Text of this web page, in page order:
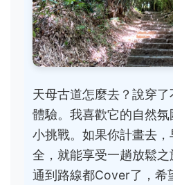
天母古道怎麼去？說穿
體驗。我喜歡它的自然
小挑戰。如果你計畫去
全，就能享受一趟放鬆
通到路線都Cover了，希